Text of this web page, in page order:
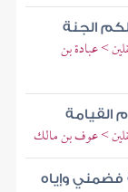
الجنة
> عبادة بن
القيامة
> عوف بن مالك
فضمني وإياه